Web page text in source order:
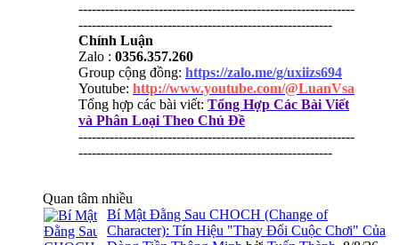
--------------------------------------------------------------
---------------------------------------------------------
Chính Luận
Zalo : 0356.357.260
Group cộng đồng: https://zalo.me/g/uxiizs694
Youtube: http://www.youtube.com/@LuanVsa
Tổng hợp các bài viết: Tổng Hợp Các Bài Viết
và Phân Loại Theo Chủ Đề
--------------------------------------------------------------
---------------------------------------------------------
Quan tâm nhiều
Bí Mật Đằng Sau CHOCH (Change of
Character): Tín Hiệu "Thay Đổi Cuộc Chơi" Của